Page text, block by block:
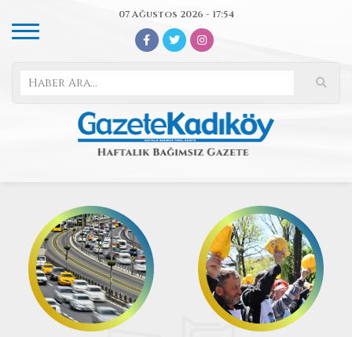
07 Ağustos 2026 - 17:54